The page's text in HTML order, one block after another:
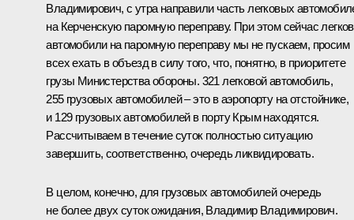
Владимирович, с утра направили часть легковых
на Керченскую паромную переправу. При этом сейчас
автомобили на паромную переправу мы не пускаем, просим
всех ехать в объезд в силу того, что, понятно, в приоритете
грузы Министерства обороны. 321 легковой автомобиль,
255 грузовых автомобилей – это в аэропорту на отстойнике,
и 129 грузовых автомобилей в порту Крым находятся.
Рассчитываем в течение суток полностью ситуацию
завершить, соответственно, очередь ликвидировать.
В целом, конечно, для грузовых автомобилей очередь
не более двух суток ожидания, Владимир Владимирович.